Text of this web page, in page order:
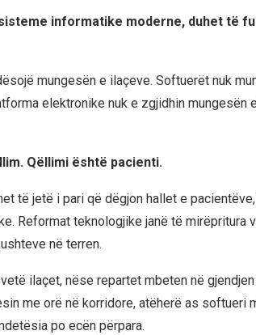
informatike moderne, duhet të
mungesën e ilaçeve. Softuerët nuk
elektronike nuk e zgjidhin mungesën
Qëllimi është pacienti.
të jetë i pari që dëgjon hallet e
Reformat teknologjike janë të mirëpritura
në terren.
ilaçet, nëse repartet mbeten në
me orë në korridore, atëherë as softueri
po ecën përpara.